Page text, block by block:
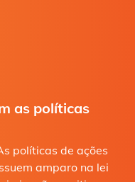
as políticas
políticas de ações
amparo na lei